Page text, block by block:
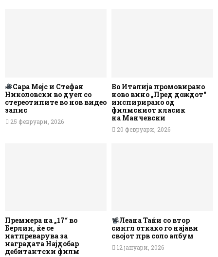
Сара Мејс и Стефан
Николовски во дуел со
стереотипите во нов видео
запис
25 февруари, 2026
Во Италија промовирано
ново вино „Пред дождот“
инспирирано од
филмскиот класик
на Манчевски
20 февруари, 2026
Премиера на „17“ во
Берлин, ќе се
натпреварува за
наградата Најдобар
дебитантски филм
Леана Таќи со втор
сингл откако го најави
својот прв соло албум
12 јануари, 2026